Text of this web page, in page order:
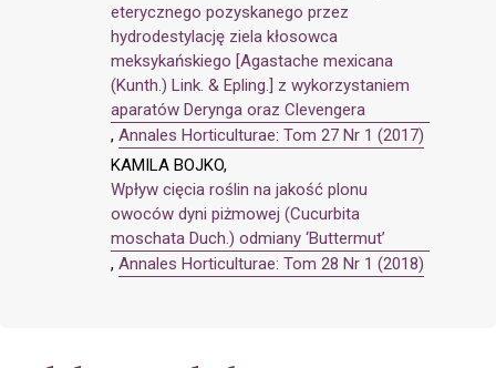
eterycznego pozyskanego przez
hydrodestylację ziela kłosowca
meksykańskiego [Agastache mexicana
(Kunth.) Link. & Epling.] z wykorzystaniem
aparatów Derynga oraz Clevengera
, Annales Horticulturae: Tom 27 Nr 1 (2017)
KAMILA BOJKO,
Wpływ cięcia roślin na jakość plonu
owoców dyni piżmowej (Cucurbita
moschata Duch.) odmiany ‘Buttermut’
, Annales Horticulturae: Tom 28 Nr 1 (2018)